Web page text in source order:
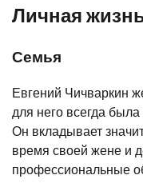
Личная
Семья
Евгений Чичваркин
для него всегда
Он вкладывает
время своей жене и
профессиональные